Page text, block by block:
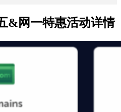
&网一特惠活动详情